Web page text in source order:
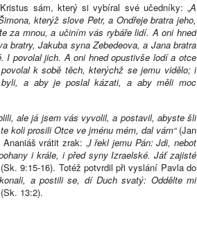
sám, který si vybíral své učedníky: „A
kterýž slove Petr, a Ondřeje bratra jeho,
za mnou, a učiním vás rybáře lidí. A oni hned
bratry, Jakuba syna Zebedeova, a Jana bratra
povolal jich. A oni hned opustivše lodí a otce
k sobě těch, kterýchž se jemu vidělo; i
a aby je poslal kázati, a aby měli moc
ale já jsem vás vyvolil, a postavil, abyste šli
koli prosili Otce ve jménu mém, dal vám“ (Jan
vrátit zrak: „I řekl jemu Pán: Jdi, neboť
i krále, i před syny Izraelské. Jáť zajisté
(Sk. 9:15-16). Totéž potvrdil při vyslání Pavla do
a postili se, dí Duch svatý: Oddělte mi
(Sk. 13:2).